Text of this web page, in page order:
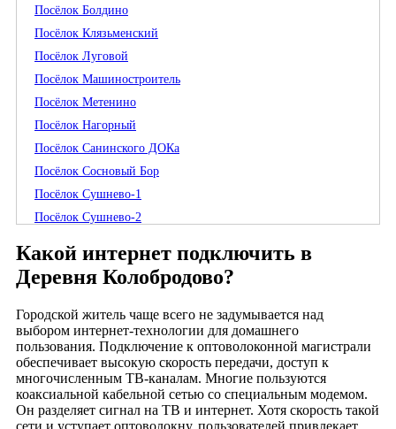
Посёлок Болдино
Посёлок Клязьменский
Посёлок Луговой
Посёлок Машиностроитель
Посёлок Метенино
Посёлок Нагорный
Посёлок Санинского ДОКа
Посёлок Сосновый Бор
Посёлок Сушнево-1
Посёлок Сушнево-2
Посёлок Покровского лесоучастка
Посёлок Покровского торфоучастка
Деревня Аббакумово
Деревня Аксеново
Деревня Алексино
Деревня Аниськино
Деревня Анкудиново
Деревня Антушово
Какой интернет подключить в
Деревня Колобродово?
Городской житель чаще всего не задумывается над
выбором интернет-технологии для домашнего
пользования. Подключение к оптоволоконной магистрали
обеспечивает высокую скорость передачи, доступ к
многочисленным ТВ-каналам. Многие пользуются
коаксиальной кабельной сетью со специальным модемом.
Он разделяет сигнал на ТВ и интернет. Хотя скорость такой